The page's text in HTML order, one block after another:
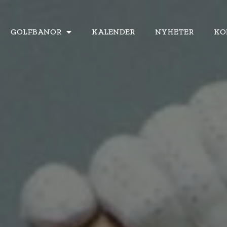
GOLFBANOR KALENDER NYHETER
GOLFBANOR KALENDER NYHETER